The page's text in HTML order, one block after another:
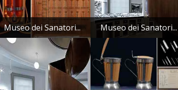
Museo dei Sanatori... Museo dei Sanatori...